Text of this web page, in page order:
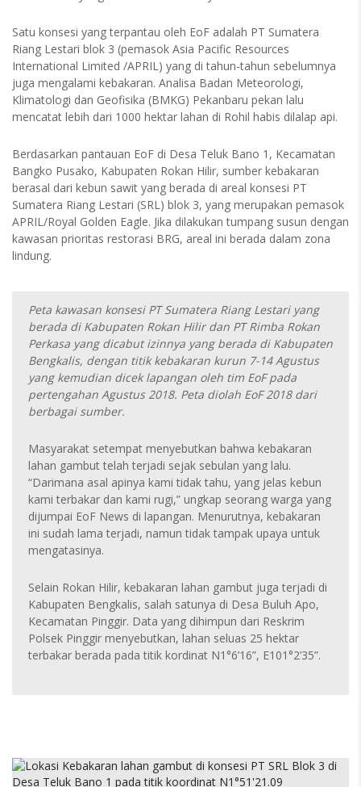
Satu konsesi yang terpantau oleh EoF adalah PT Sumatera
Riang Lestari blok 3 (pemasok Asia Pacific Resources
International Limited /APRIL) yang di tahun-tahun sebelumnya
juga mengalami kebakaran. Analisa Badan Meteorologi,
Klimatologi dan Geofisika (BMKG) Pekanbaru pekan lalu
mencatat lebih dari 1000 hektar lahan di Rohil habis dilalap api.
Berdasarkan pantauan EoF di Desa Teluk Bano 1, Kecamatan
Bangko Pusako, Kabupaten Rokan Hilir, sumber kebakaran
berasal dari kebun sawit yang berada di areal konsesi PT
Sumatera Riang Lestari (SRL) blok 3, yang merupakan pemasok
APRIL/Royal Golden Eagle. Jika dilakukan tumpang susun dengan
kawasan prioritas restorasi BRG, areal ini berada dalam zona
lindung.
Peta kawasan konsesi PT Sumatera Riang Lestari yang
berada di Kabupaten Rokan Hilir dan PT Rimba Rokan
Perkasa yang dicabut izinnya yang berada di Kabupaten
Bengkalis, dengan titik kebakaran kurun 7-14 Agustus
yang kemudian dicek lapangan oleh tim EoF pada
pertengahan Agustus 2018. Peta diolah EoF 2018 dari
berbagai sumber.
Masyarakat setempat menyebutkan bahwa kebakaran
lahan gambut telah terjadi sejak sebulan yang lalu.
“Darimana asal apinya kami tidak tahu, yang jelas kebun
kami terbakar dan kami rugi,” ungkap seorang warga yang
dijumpai EoF News di lapangan. Menurutnya, kebakaran
ini sudah lama terjadi, namun tidak tampak upaya untuk
mengatasinya.
Selain Rokan Hilir, kebakaran lahan gambut juga terjadi di
Kabupaten Bengkalis, salah satunya di Desa Buluh Apo,
Kecamatan Pinggir. Data yang dihimpun dari Reskrim
Polsek Pinggir menyebutkan, lahan seluas 25 hektar
terbakar berada pada titik kordinat N1°6’16”, E101°2’35”.